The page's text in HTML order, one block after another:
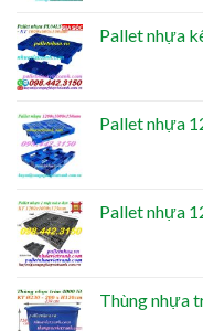
Pallet nhựa
Pallet nhựa
Pallet nhựa
Thùng nhựa